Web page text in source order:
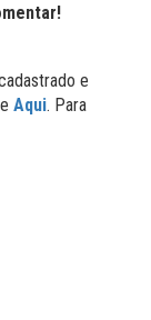
e
Aqui. Para